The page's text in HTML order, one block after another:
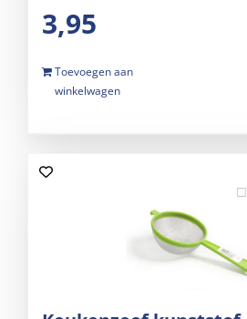
3,95
Toevoegen aan
winkelwagen